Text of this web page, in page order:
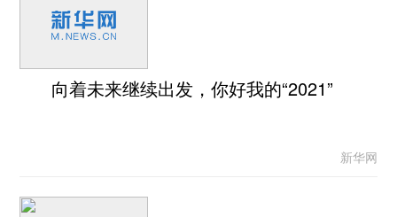
向着未来继续出发，你好我的“2021”
新华网